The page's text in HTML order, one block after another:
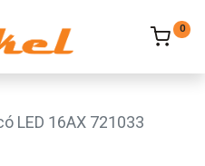
0
LED 16AX 721033